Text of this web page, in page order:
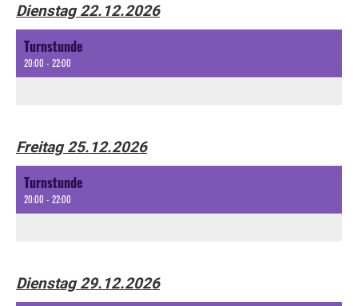
Dienstag 22.12.2026
Turnstunde
20:00 - 22:00
Freitag 25.12.2026
Turnstunde
20:00 - 22:00
Dienstag 29.12.2026